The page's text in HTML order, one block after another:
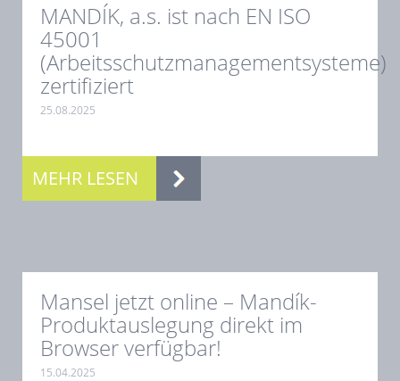
MANDÍK, a.s. ist nach EN ISO
45001
(Arbeitsschutzmanagementsysteme)
zertifiziert
25.08.2025
MEHR LESEN
Mansel jetzt online – Mandík-
Produktauslegung direkt im
Browser verfügbar!
15.04.2025